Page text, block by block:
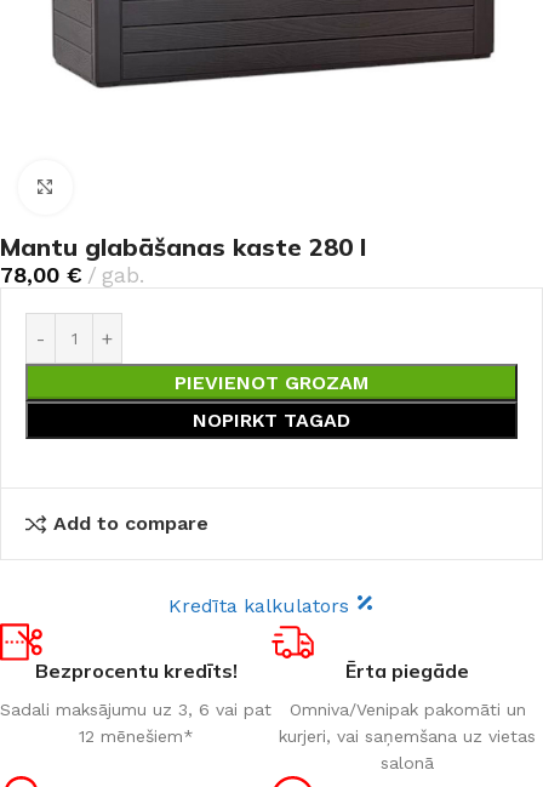
Mantu glabāšanas kaste 280 l
78,00 € gab.
PIEVIENOT GROZAM
NOPIRKT TAGAD
Add to compare
Kredīta kalkulators
Bezprocentu kredīts!
Sadali maksājumu uz 3, 6 vai pat
12 mēnešiem*
Ērta piegāde
Omniva/Venipak pakomāti un
kurjeri, vai saņemšana uz vietas
salonā